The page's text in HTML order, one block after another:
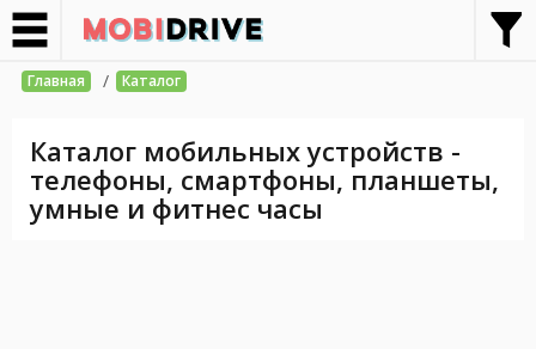
Главная / Каталог
Каталог мобильных устройств -
телефоны, смартфоны, планшеты,
умные и фитнес часы